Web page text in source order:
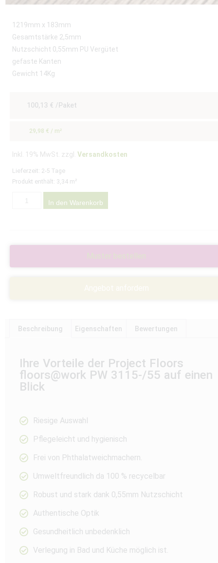
1219mm x 183mm
Gesamtstärke 2,5mm
Nutzschicht 0,55mm PU Vergütet
gefaste Kanten
Gewicht 14Kg
100,13 € /Paket
29,98 € / m²
Inkl. 19% MwSt. zzgl. Versandkosten
Lieferzeit: 2-5 Tage
Produkt enthält: 3,34 m²
In den Warenkorb
Beschreibung Eigenschaften Bewertungen
Ihre Vorteile der Project Floors
floors@work PW 3115-/55 auf einen
Blick
Riesige Auswahl
Pflegeleicht und hygienisch
Frei von Phthalatweichmachern.
Umweltfreundlich da 100 % recycelbar
Robust und stark dank 0,55mm Nutzschicht
Authentische Optik
Gesundheitlich unbedenklich
Verlegung in Bad und Küche möglich ist.